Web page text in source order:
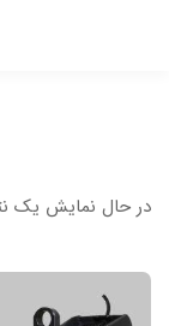
در حال نمایش یک